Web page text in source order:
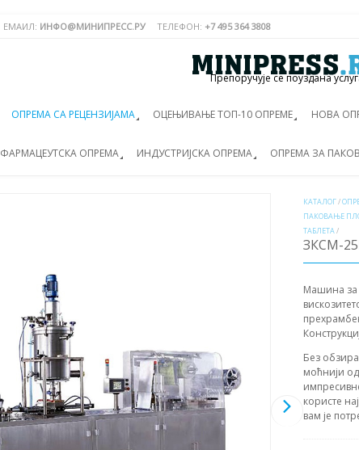
ЕМАИЛ: ИНФО@МИНИПРЕСС.РУ ТЕЛЕФОН: +7 495 364 3808
Препоручује се поуздана
ОПРЕМА СА РЕЦЕНЗИЈАМА ОЦЕЊИВАЊЕ ТОП-10 ОПРЕМЕ НОВА
ФАРМАЦЕУТСКА ОПРЕМА ИНДУСТРИЈСКА ОПРЕМА ОПРЕМА ЗА
КАТАЛОГ/
ПАКОВАЊЕ
ТАБЛЕТА/
ЗКСМ-
Машина за
Без
моћнији
користе
вам је